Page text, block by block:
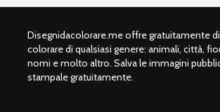
Disegnidacolorare.me offre gratuitamente
colorare di qualsiasi genere: animali, città,
nomi e molto altro. Salva le immagini
stampale gratuitamente.